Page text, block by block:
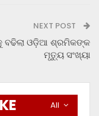
NEXT POST
ବଢିଲା ଓଡ଼ିଆ ଶ୍ରମିକଙ୍କ
ମୃତ୍ୟୁ ସଂଖ୍ୟା
All